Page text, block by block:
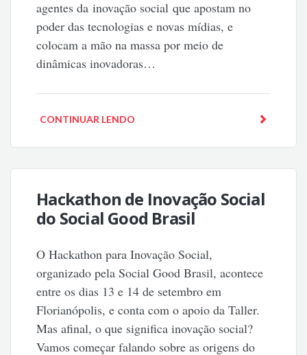
agentes da inovação social que apostam no
poder das tecnologias e novas mídias, e
colocam a mão na massa por meio de
dinâmicas inovadoras…
CONTINUAR LENDO
Hackathon de Inovação Social
do Social Good Brasil
O Hackathon para Inovação Social,
organizado pela Social Good Brasil, acontece
entre os dias 13 e 14 de setembro em
Florianópolis, e conta com o apoio da Taller.
Mas afinal, o que significa inovação social?
Vamos começar falando sobre as origens do